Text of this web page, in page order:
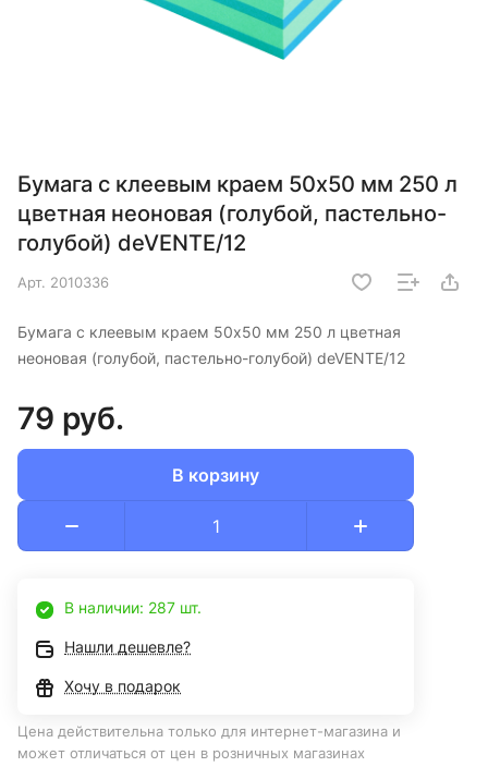
Бумага с клеевым краем 50х50 мм 250 л
цветная неоновая (голубой, пастельно-
голубой) deVENTE/12
Арт. 2010336
Бумага с клеевым краем 50х50 мм 250 л цветная
неоновая (голубой, пастельно-голубой) deVENTE/12
79 руб.
В корзину
В наличии: 287 шт.
Нашли дешевле?
Хочу в подарок
Цена действительна только для интернет-магазина и
может отличаться от цен в розничных магазинах